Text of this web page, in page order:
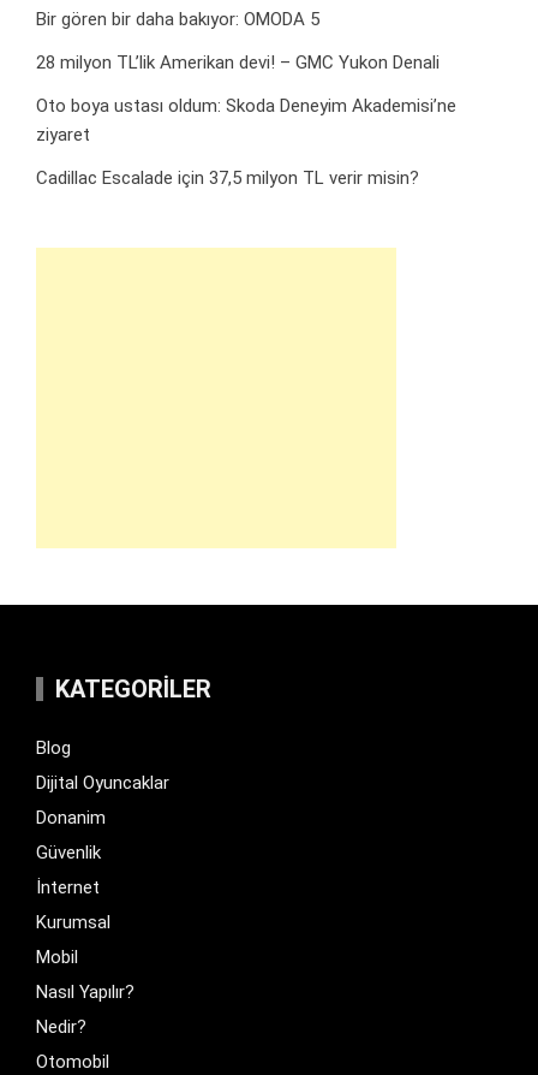
Bir gören bir daha bakıyor: OMODA 5
28 milyon TL’lik Amerikan devi! – GMC Yukon Denali
Oto boya ustası oldum: Skoda Deneyim Akademisi’ne
ziyaret
Cadillac Escalade için 37,5 milyon TL verir misin?
KATEGORILER
Blog
Dijital Oyuncaklar
Donanim
Güvenlik
İnternet
Kurumsal
Mobil
Nasıl Yapılır?
Nedir?
Otomobil